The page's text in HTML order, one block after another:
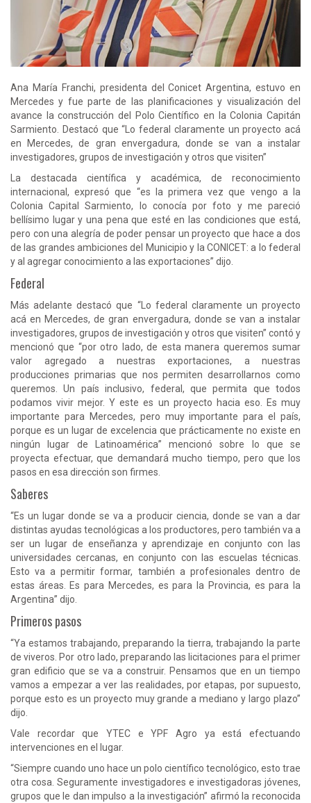
Ana María Franchi, presidenta del Conicet Argentina, estuvo en
Mercedes y fue parte de las planificaciones y visualización del
avance la construcción del Polo Científico en la Colonia Capitán
Sarmiento. Destacó que “Lo federal claramente un proyecto acá
en Mercedes, de gran envergadura, donde se van a instalar
investigadores, grupos de investigación y otros que visiten”
La destacada científica y académica, de reconocimiento
internacional, expresó que “es la primera vez que vengo a la
Colonia Capital Sarmiento, lo conocía por foto y me pareció
bellísimo lugar y una pena que esté en las condiciones que está,
pero con una alegría de poder pensar un proyecto que hace a dos
de las grandes ambiciones del Municipio y la CONICET: a lo federal
y al agregar conocimiento a las exportaciones” dijo.
Federal
Más adelante destacó que “Lo federal claramente un proyecto
acá en Mercedes, de gran envergadura, donde se van a instalar
investigadores, grupos de investigación y otros que visiten” contó y
mencionó que “por otro lado, de esta manera queremos sumar
valor agregado a nuestras exportaciones, a nuestras
producciones primarias que nos permiten desarrollarnos como
queremos. Un país inclusivo, federal, que permita que todos
podamos vivir mejor. Y este es un proyecto hacia eso. Es muy
importante para Mercedes, pero muy importante para el país,
porque es un lugar de excelencia que prácticamente no existe en
ningún lugar de Latinoamérica” mencionó sobre lo que se
proyecta efectuar, que demandará mucho tiempo, pero que los
pasos en esa dirección son firmes.
Saberes
“Es un lugar donde se va a producir ciencia, donde se van a dar
distintas ayudas tecnológicas a los productores, pero también va a
ser un lugar de enseñanza y aprendizaje en conjunto con las
universidades cercanas, en conjunto con las escuelas técnicas.
Esto va a permitir formar, también a profesionales dentro de
estas áreas. Es para Mercedes, es para la Provincia, es para la
Argentina” dijo.
Primeros pasos
“Ya estamos trabajando, preparando la tierra, trabajando la parte
de viveros. Por otro lado, preparando las licitaciones para el primer
gran edificio que se va a construir. Pensamos que en un tiempo
vamos a empezar a ver las realidades, por etapas, por supuesto,
porque esto es un proyecto muy grande a mediano y largo plazo”
dijo.
Vale recordar que YTEC e YPF Agro ya está efectuando
intervenciones en el lugar.
“Siempre cuando uno hace un polo científico tecnológico, esto trae
otra cosa. Seguramente investigadores e investigadoras jóvenes,
grupos que le dan impulso a la investigación” afirmó la reconocida